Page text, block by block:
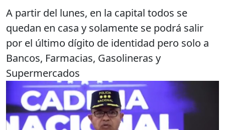
A partir del lunes, en la capital todos se
quedan en casa y solamente se podrá salir
por el último dígito de identidad pero solo a
Bancos, Farmacias, Gasolineras y
Supermercados